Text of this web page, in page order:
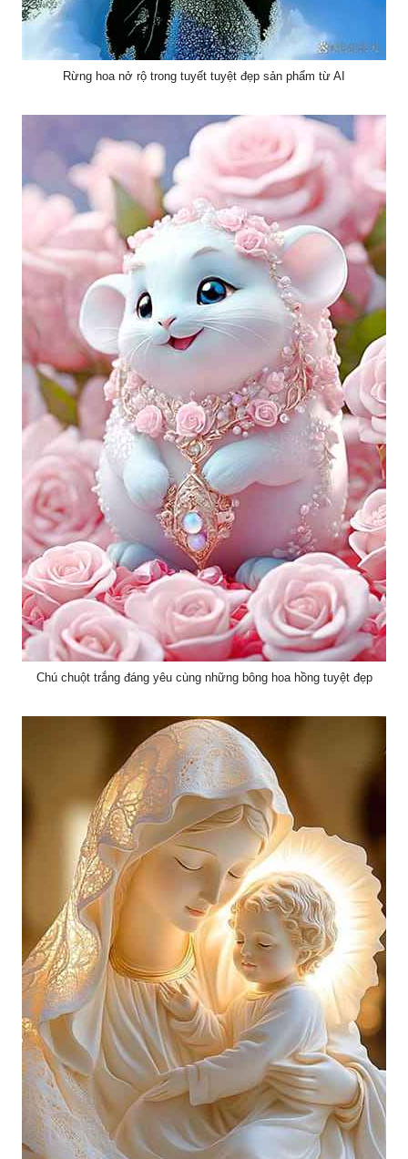
Rừng hoa nở rộ trong tuyết tuyệt đẹp sản phẩm từ AI
Chú chuột trắng đáng yêu cùng những bông hoa hồng tuyệt đẹp